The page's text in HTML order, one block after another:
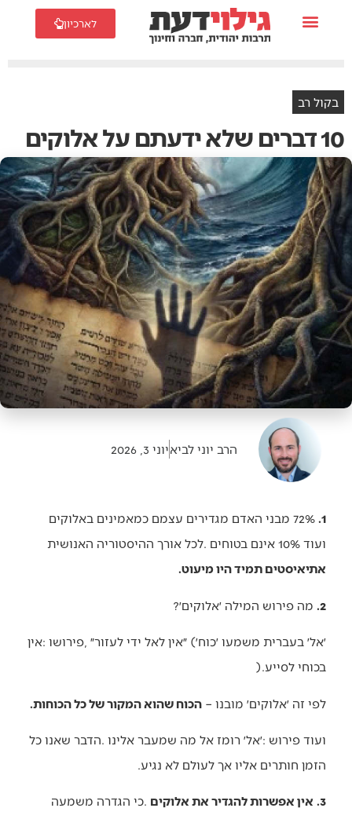
לארכיון
בקול רב
10 דברים שלא ידעתם על אלוקים
הרב יוני לביאיוני 3, 2026
1.
אתיאיסטים‭ ‬תמיד‭ ‬היו‭ ‬מיעוט‭.‬
2.
׳אל׳‭ ‬בעברית‭ ‬משמעו‭ ‬׳כוח׳‭ (‬״אין‭ ‬לאל‭ ‬ידי‭ ‬לעזור״‭, ‬פירושו‭: ‬אין‭
‬בכוחי‭ ‬לסייע‭). ‬
לפי‭ ‬זה‭ ‬׳אלוקים׳‭ ‬מובנו‭ – ‬ הכוח‭ ‬שהוא‭ ‬המקור‭ ‬של‭ ‬כל‭ ‬הכוחות‭.‬
ועוד‭ ‬פירוש‭: ‬׳אל׳‭ ‬רומז‭ ‬אל‭ ‬מה‭ ‬שמעבר‭ ‬אלינו‭. ‬הדבר‭ ‬שאנו‭ ‬כל‭
‬הזמן‭ ‬חותרים‭ ‬אליו‭ ‬אך‭ ‬לעולם‭ ‬לא‭ ‬נגיע‭.‬
3.
‭ ‬ אין‭ ‬אפשרות‭ ‬להגדיר‭ ‬את‭ ‬אלוקים